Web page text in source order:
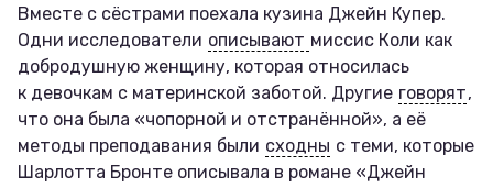
Вместе с сёстрами поехала кузина Джейн Купер.
Одни исследователи описывают миссис Коли как
добродушную женщину, которая относилась
к девочкам с материнской заботой. Другие говорят,
что она была «чопорной и отстранённой», а её
методы преподавания были сходны с теми, которые
Шарлотта Бронте описывала в романе «Джейн